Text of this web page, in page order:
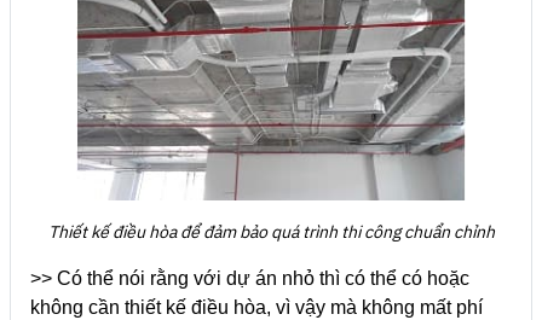
Thiết kế điều hòa để đảm bảo quá trình thi công chuẩn chỉnh
>> Có thể nói rằng với dự án nhỏ thì có thể có hoặc
không cần thiết kế điều hòa, vì vậy mà không mất phí